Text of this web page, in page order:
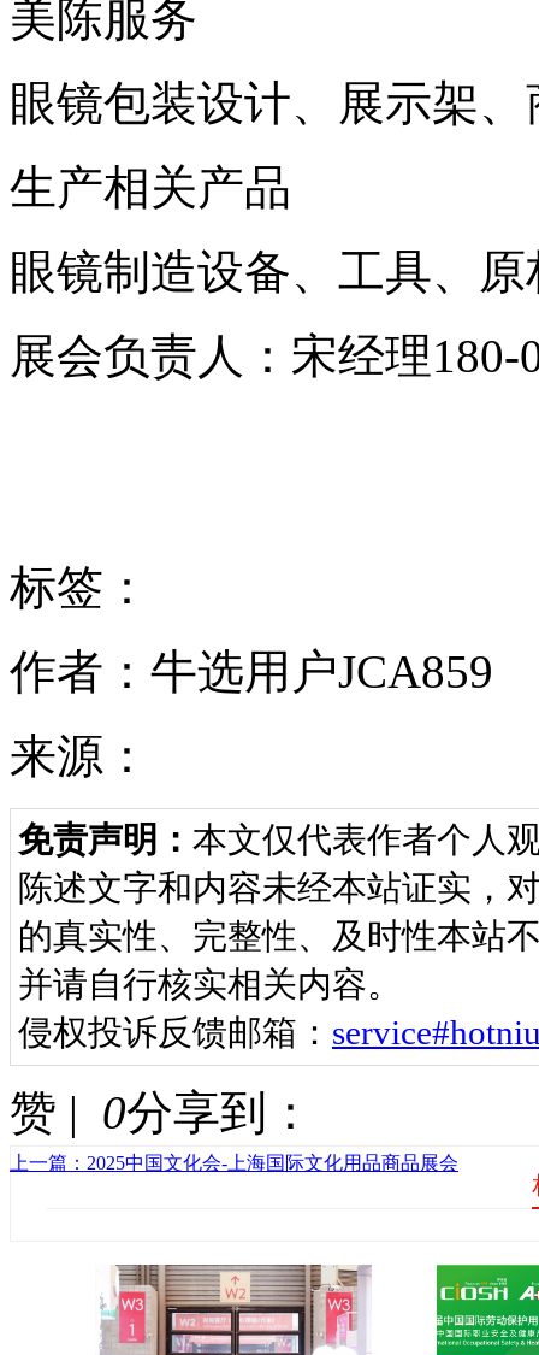
美陈服务
眼镜包装设计、展示架
生产相关产品
眼镜制造设备、工具、
展会负责人：宋经理180-
标签：
作者：牛选用户JCA859
来源：
免责声明： 本文仅代表作者个人
陈述文字和内容未经本站证实，
的真实性、完整性、及时性本站
并请自行核实相关内容。
侵权投诉反馈邮箱：
赞 | 0分享到：
上一篇：2025中国文化会-上海国际文化用品商品展会